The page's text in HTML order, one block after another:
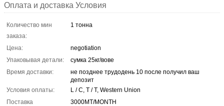
Оплата и доставка Условия
Количество мин
заказа:
1 тонна
Цена:
negotiation
Упаковывая детали:
сумка 25кг/вове
Время доставки:
не позднее трудодень 10 после получил ваш
депозит
Условия оплаты:
L / C, T / T, Western Union
Поставка
3000MT/MONTH